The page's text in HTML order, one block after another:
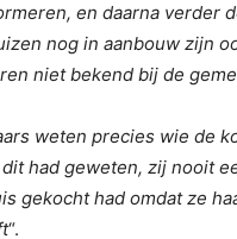
en daarna verder
nog in aanbouw zijn
niet bekend bij de
weten precies wie de
had geweten, zij nooit
gekocht had omdat ze
“.